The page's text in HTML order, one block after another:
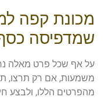
מכונת קפה
שמדפיסה
על אף שכל פרט מאלה
משמעות, אם רק תרצו,
מהפרטים הללו, ולבצע